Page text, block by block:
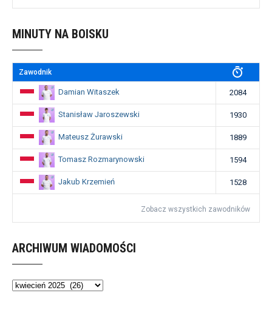
MINUTY NA BOISKU
Zawodnik
Damian Witaszek 2084
Stanisław Jaroszewski 1930
Mateusz Żurawski 1889
Tomasz Rozmarynowski 1594
Jakub Krzemień 1528
Zobacz wszystkich zawodników
ARCHIWUM WIADOMOŚCI
Archiwum